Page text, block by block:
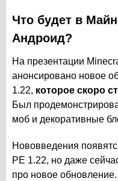
Что будет в
Андроид?
На презентации
анонсировано новое
1.22, которое скоро
Был
моб и декоративные
Нововведения
PE 1.22, но даже
про новое обновление.